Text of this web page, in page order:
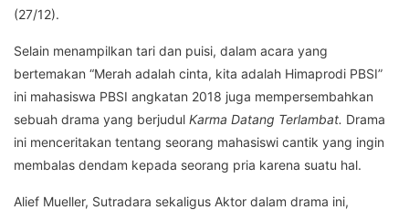
(27/12).
Selain menampilkan tari dan puisi, dalam acara yang
bertemakan “Merah adalah cinta, kita adalah Himaprodi PBSI”
ini mahasiswa PBSI angkatan 2018 juga mempersembahkan
sebuah drama yang berjudul Karma Datang Terlambat. Drama
ini menceritakan tentang seorang mahasiswi cantik yang ingin
membalas dendam kepada seorang pria karena suatu hal.
Alief Mueller, Sutradara sekaligus Aktor dalam drama ini,